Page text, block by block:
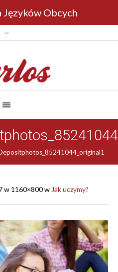
w 1160×800 w Jak uczymy?
Języków Obcych